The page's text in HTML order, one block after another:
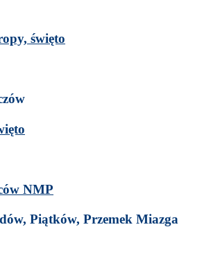
święto
NMP
Piątków, Prze­mek Miazga